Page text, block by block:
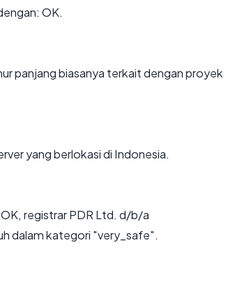
OK.
panjang biasanya terkait dengan proyek
yang berlokasi di Indonesia.
registrar PDR Ltd. d/b/a
dalam kategori "very_safe".